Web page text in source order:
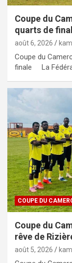
Coupe du
quarts de
août 6, 2026
Coupe du
finale La
COUPE DU
Coupe du
rêve de
août 5, 2026